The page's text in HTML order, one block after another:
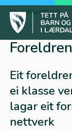
Skip
content
Tett på
BTI Lærdal-Tiltak-
Foreldrenettverk
Eit
ei klasse
lagar eit
nettverk